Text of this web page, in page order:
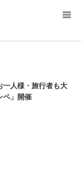
一人様・旅行者も大
ペ」開催